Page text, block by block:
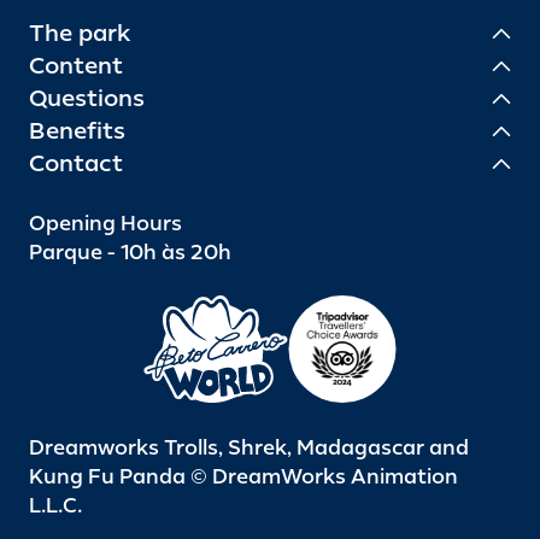
The park
Content
Questions
Benefits
Contact
Opening Hours
Parque - 10h às 20h
Dreamworks Trolls, Shrek, Madagascar and
Kung Fu Panda © DreamWorks Animation
L.L.C.